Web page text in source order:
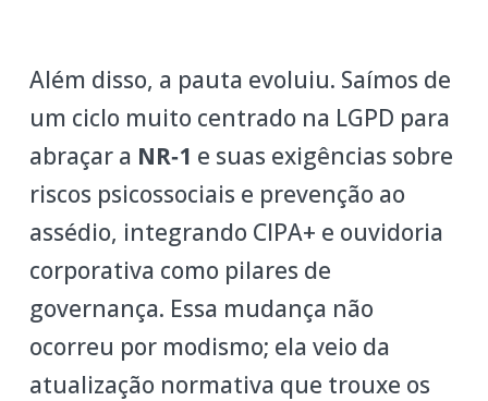
Além disso, a pauta evoluiu. Saímos de
um ciclo muito centrado na LGPD para
abraçar a NR‑1 e suas exigências sobre
riscos psicossociais e prevenção ao
assédio, integrando CIPA+ e ouvidoria
corporativa como pilares de
governança. Essa mudança não
ocorreu por modismo; ela veio da
atualização normativa que trouxe os